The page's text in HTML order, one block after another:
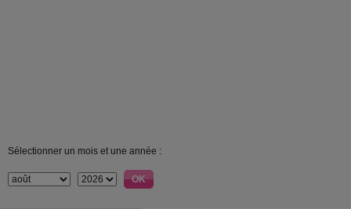
Sélectionner un mois et une année :